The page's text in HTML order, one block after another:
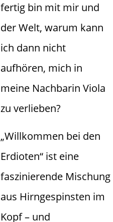
fertig bin mit mir und
der Welt, warum kann
ich dann nicht
aufhören, mich in
meine Nachbarin Viola
zu verlieben?
„Willkommen bei den
Erdioten“ ist eine
faszinierende Mischung
aus Hirngespinsten im
Kopf – und